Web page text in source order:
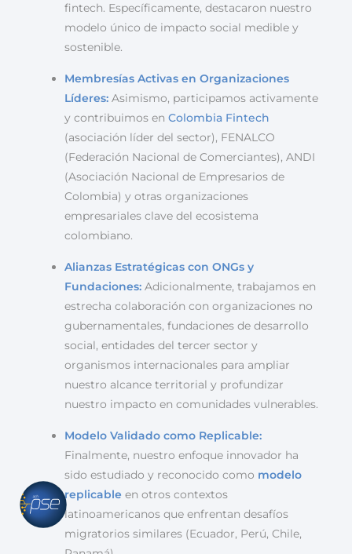
fintech. Específicamente, destacaron nuestro
modelo único de impacto social medible y
sostenible.
Membresías Activas en Organizaciones
Líderes:Asimismo, participamos activamente
y contribuimos en Colombia Fintech
(asociación líder del sector), FENALCO
(Federación Nacional de Comerciantes), ANDI
(Asociación Nacional de Empresarios de
Colombia) y otras organizaciones
empresariales clave del ecosistema
colombiano.
Alianzas Estratégicas con ONGs y
Fundaciones:Adicionalmente, trabajamos en
estrecha colaboración con organizaciones no
gubernamentales, fundaciones de desarrollo
social, entidades del tercer sector y
organismos internacionales para ampliar
nuestro alcance territorial y profundizar
nuestro impacto en comunidades vulnerables.
Modelo Validado como Replicable:
Finalmente, nuestro enfoque innovador ha
sido estudiado y reconocido como modelo
replicable en otros contextos
latinoamericanos que enfrentan desafíos
migratorios similares (Ecuador, Perú, Chile,